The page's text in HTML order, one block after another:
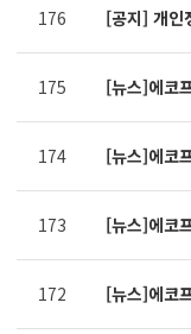
작성자,
조회수,
작성일
제공표
176 [공지] 개인
175 [뉴스]에코
174 [뉴스]에코
173 [뉴스]에코
172 [뉴스]에코